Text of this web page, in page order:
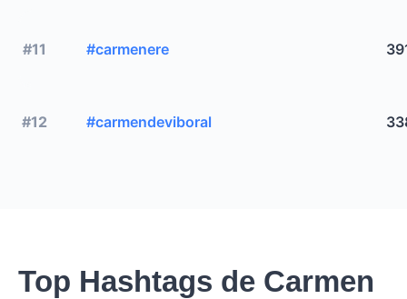
#11 #carmenere
#12 #carmendeviboral
Top Hashtags de Carmen